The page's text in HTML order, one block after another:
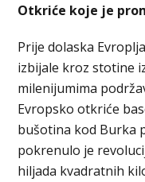
Otkriće koje je
Prije dolaska
izbijale kroz stotine
milenijumima
Evropsko otkriće
bušotina kod Burka
pokrenulo je
hiljada kvadratnih